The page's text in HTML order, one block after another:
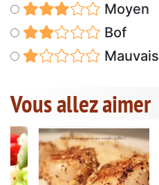
Moyen
Bof
Mauvais
Vous allez aimer